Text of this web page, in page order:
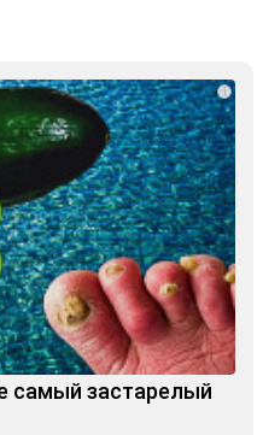
i
самый застарелый